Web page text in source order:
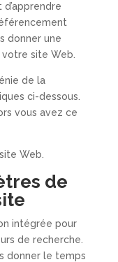
donner une
site Web.
de la
ci-dessous.
vous avez ce
Web.
de
intégrée pour
de recherche.
donner le temps